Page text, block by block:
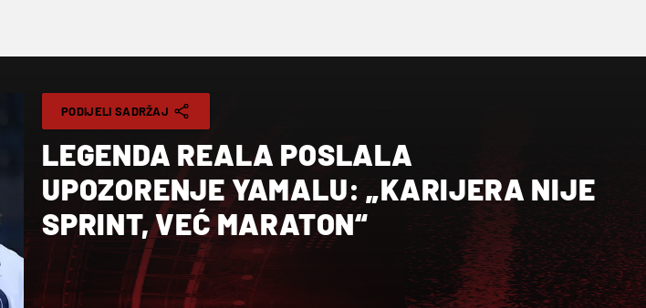
PODIJELI SADRŽAJ
LEGENDA REALA POSLALA
UPOZORENJE YAMALU: „KARIJERA NIJE
SPRINT, VEĆ MARATON“